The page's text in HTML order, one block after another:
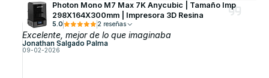
Photon Mono M7 Max 7K Anycubic | Tamaño Imp
298X164X300mm | Impresora 3D Resina
5.0 2 reseñas
Excelente, mejor de lo que imaginaba
Jonathan Salgado Palma
09-02-2026